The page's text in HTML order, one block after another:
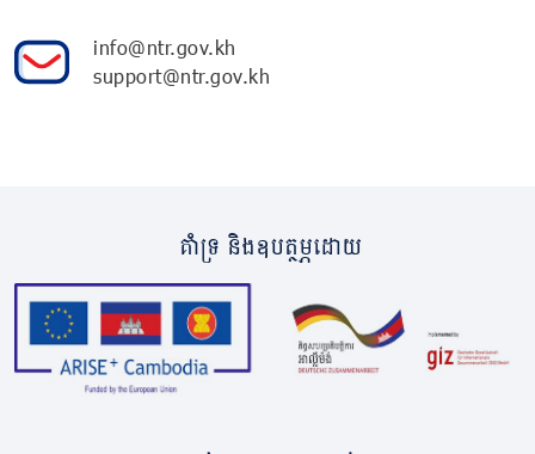
info@ntr.gov.kh
support@ntr.gov.kh
គាំទ្រ និងឧបត្ថម្ភដោយ